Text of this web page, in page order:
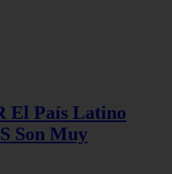
El País Latino
Son Muy